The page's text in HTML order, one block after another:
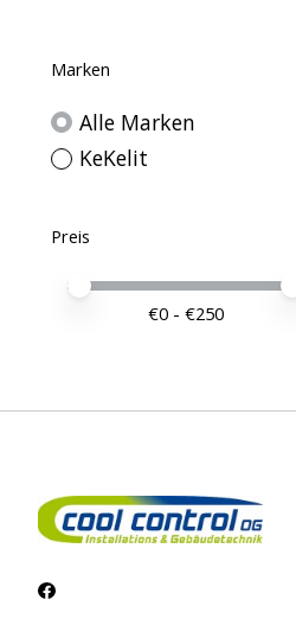
Marken
Alle Marken
KeKelit
Preis
Preis – Mindestwert
Price maximum value
€0 - €250